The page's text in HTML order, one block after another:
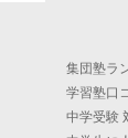
集団塾ラ
学習塾口
中学受験